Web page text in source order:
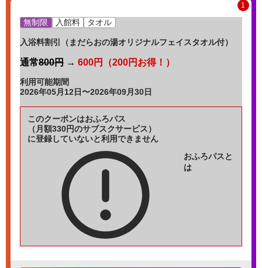
1
無制限 入館料 タオル
入浴料割引（まだらおの湯オリジナルフェイスタオル付）
通常800円 → 600円（200円お得！）
利用可能期間
2026年05月12日〜2026年09月30日
このクーポンはおふろパス
（月額330円のサブスクサービス）
に登録していないと利用できません
おふろパスと
は